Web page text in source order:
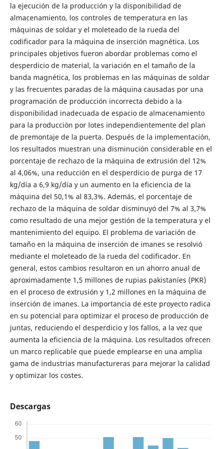
la ejecución de la producción y la disponibilidad de
almacenamiento, los controles de temperatura en las
máquinas de soldar y el moleteado de la rueda del
codificador para la máquina de inserción magnética. Los
principales objetivos fueron abordar problemas como el
desperdicio de material, la variación en el tamaño de la
banda magnética, los problemas en las máquinas de soldar
y las frecuentes paradas de la máquina causadas por una
programación de producción incorrecta debido a la
disponibilidad inadecuada de espacio de almacenamiento
para la producción por lotes independientemente del plan
de premontaje de la puerta. Después de la implementación,
los resultados muestran una disminución considerable en el
porcentaje de rechazo de la máquina de extrusión del 12%
al 4,06%, una reducción en el desperdicio de purga de 17
kg/día a 6,9 kg/día y un aumento en la eficiencia de la
máquina del 50,1% al 83,3%. Además, el porcentaje de
rechazo de la máquina de soldar disminuyó del 7% al 3,7%
como resultado de una mejor gestión de la temperatura y el
mantenimiento del equipo. El problema de variación de
tamaño en la máquina de inserción de imanes se resolvió
mediante el moleteado de la rueda del codificador. En
general, estos cambios resultaron en un ahorro anual de
aproximadamente 1,5 millones de rupias pakistaníes (PKR)
en el proceso de extrusión y 1,2 millones en la máquina de
inserción de imanes. La importancia de este proyecto radica
en su potencial para optimizar el proceso de producción de
juntas, reduciendo el desperdicio y los fallos, a la vez que
aumenta la eficiencia de la máquina. Los resultados ofrecen
un marco replicable que puede emplearse en una amplia
gama de industrias manufactureras para mejorar la calidad
y optimizar los costes.
Descargas